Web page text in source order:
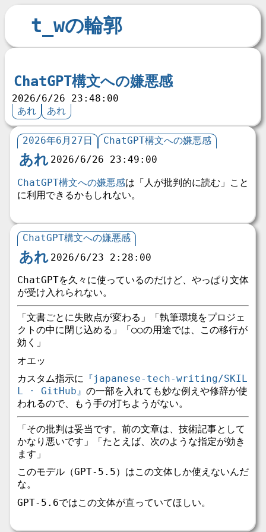
t_wの輪郭
ChatGPT構文への嫌悪感
2026/6/26 23:48:00
あれ
あれ
2026年6月27日 ChatGPT構文への嫌悪感
あれ 2026/6/26 23:49:00
ChatGPT構文への嫌悪感は「人が批判的に読む」こと
に利用できるかもしれない。
ChatGPT構文への嫌悪感
あれ 2026/6/23 2:28:00
ChatGPTを久々に使っているのだけど、やっぱり文体
が受け入れられない。
「文書ごとに失敗点が変わる」「執筆環境をプロジェ
クトの中に閉じ込める」「○○の用途では、この移行が
効く」
オエッ
カスタム指示に 『japanese-tech-writing/SKIL
L · GitHub』 の一部を入れても妙な例えや修辞が使
われるので、もう手の打ちようがない。
「その批判は妥当です。前の文章は、技術記事として
かなり悪いです」「たとえば、次のような指定が効き
ます」
このモデル（GPT-5.5）はこの文体しか使えないんだ
な。
GPT-5.6ではこの文体が直っていてほしい。